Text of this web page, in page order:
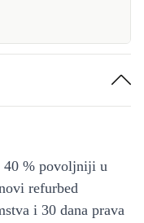
40 % povoljniji u
refurbed
i 30 dana prava